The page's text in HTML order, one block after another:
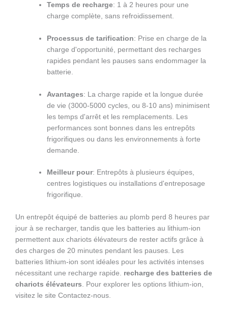
Temps de recharge: 1 à 2 heures pour une
charge complète, sans refroidissement.
Processus de tarification: Prise en charge de la
charge d'opportunité, permettant des recharges
rapides pendant les pauses sans endommager la
batterie.
Avantages: La charge rapide et la longue durée
de vie (3000-5000 cycles, ou 8-10 ans) minimisent
les temps d'arrêt et les remplacements. Les
performances sont bonnes dans les entrepôts
frigorifiques ou dans les environnements à forte
demande.
Meilleur pour: Entrepôts à plusieurs équipes,
centres logistiques ou installations d'entreposage
frigorifique.
Un entrepôt équipé de batteries au plomb perd 8 heures par
jour à se recharger, tandis que les batteries au lithium-ion
permettent aux chariots élévateurs de rester actifs grâce à
des charges de 20 minutes pendant les pauses. Les
batteries lithium-ion sont idéales pour les activités intenses
nécessitant une recharge rapide. recharge des batteries de
chariots élévateurs. Pour explorer les options lithium-ion,
visitez le site Contactez-nous.